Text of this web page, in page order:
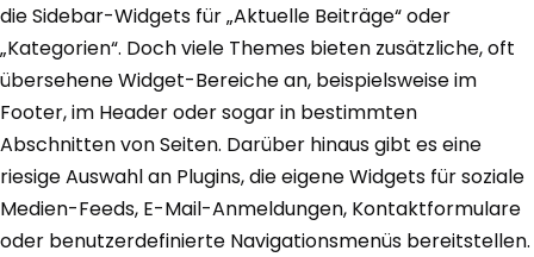
die Sidebar-Widgets für „Aktuelle Beiträge“ oder
„Kategorien“. Doch viele Themes bieten zusätzliche, oft
übersehene Widget-Bereiche an, beispielsweise im
Footer, im Header oder sogar in bestimmten
Abschnitten von Seiten. Darüber hinaus gibt es eine
riesige Auswahl an Plugins, die eigene Widgets für soziale
Medien-Feeds, E-Mail-Anmeldungen, Kontaktformulare
oder benutzerdefinierte Navigationsmenüs bereitstellen.